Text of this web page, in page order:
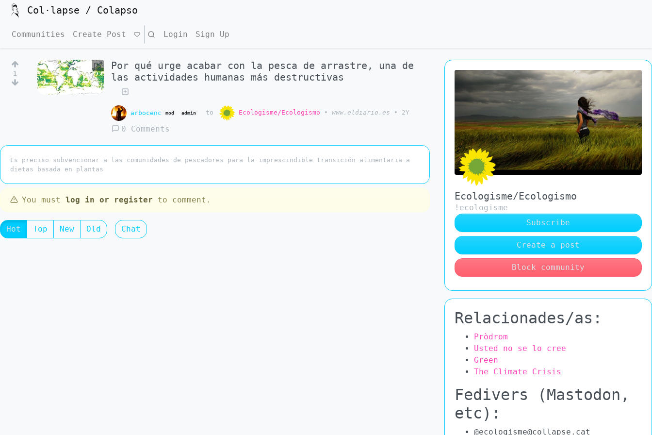
Col·lapse / Colapso
Communities Create Post Search Login Sign Up
1
Por qué urge acabar con la pesca de arrastre, una de
las actividades humanas más destructivas
arbocenc mod admin to Ecologisme/Ecologismo • www.eldiario.es • 2Y
0 Comments
Es preciso subvencionar a las comunidades de pescadores para la imprescindible transición alimentaria a
dietas basada en plantas
You must log in or register to comment.
Hot Top New Old Chat
Ecologisme/Ecologismo
!ecologisme
Subscribe
Create a post
Block community
Relacionades/as:
Pròdrom
Usted no se lo cree
Green
The Climate Crisis
Fedivers (Mastodon,
etc):
@ecologisme@collapse.cat